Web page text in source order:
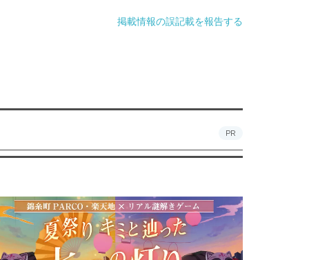
掲載情報の誤記載を報告する
PR